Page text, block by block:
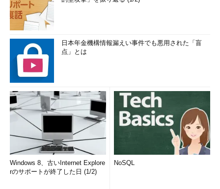
日本年金機構情報漏えい事件でも悪用された「盲
点」とは
Windows 8、古いInternet Explore
rのサポートが終了した日 (1/2)
NoSQL